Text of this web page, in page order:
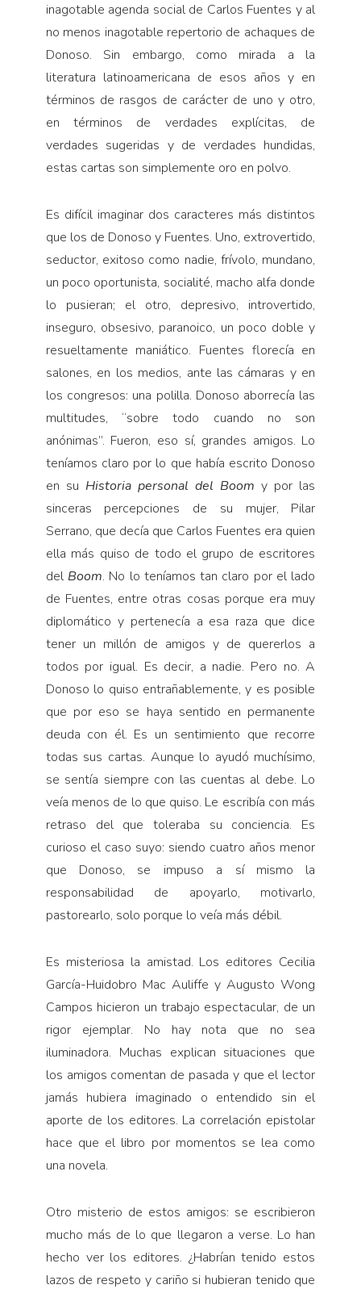
Vidas paralelas
Voces y lecturas
inagotable agenda social de Carlos Fuentes y al
no menos inagotable repertorio de achaques de
Donoso. Sin embargo, como mirada a la
literatura latinoamericana de esos años y en
términos de rasgos de carácter de uno y otro,
en términos de verdades explícitas, de
verdades sugeridas y de verdades hundidas,
estas cartas son simplemente oro en polvo.
Es difícil imaginar dos caracteres más distintos
que los de Donoso y Fuentes. Uno, extrovertido,
seductor, exitoso como nadie, frívolo, mundano,
un poco oportunista, socialité, macho alfa donde
lo pusieran; el otro, depresivo, introvertido,
inseguro, obsesivo, paranoico, un poco doble y
resueltamente maniático. Fuentes florecía en
salones, en los medios, ante las cámaras y en
los congresos: una polilla. Donoso aborrecía las
multitudes, “sobre todo cuando no son
anónimas”. Fueron, eso sí, grandes amigos. Lo
teníamos claro por lo que había escrito Donoso
en su Historia personal del Boomy por las
sinceras percepciones de su mujer, Pilar
Serrano, que decía que Carlos Fuentes era quien
ella más quiso de todo el grupo de escritores
del Boom. No lo teníamos tan claro por el lado
de Fuentes, entre otras cosas porque era muy
diplomático y pertenecía a esa raza que dice
tener un millón de amigos y de quererlos a
todos por igual. Es decir, a nadie. Pero no. A
Donoso lo quiso entrañablemente, y es posible
que por eso se haya sentido en permanente
deuda con él. Es un sentimiento que recorre
todas sus cartas. Aunque lo ayudó muchísimo,
se sentía siempre con las cuentas al debe. Lo
veía menos de lo que quiso. Le escribía con más
retraso del que toleraba su conciencia. Es
curioso el caso suyo: siendo cuatro años menor
que Donoso, se impuso a sí mismo la
responsabilidad de apoyarlo, motivarlo,
pastorearlo, solo porque lo veía más débil.
Es misteriosa la amistad. Los editores Cecilia
García-Huidobro Mac Auliffe y Augusto Wong
Campos hicieron un trabajo espectacular, de un
rigor ejemplar. No hay nota que no sea
iluminadora. Muchas explican situaciones que
los amigos comentan de pasada y que el lector
jamás hubiera imaginado o entendido sin el
aporte de los editores. La correlación epistolar
hace que el libro por momentos se lea como
una novela.
Otro misterio de estos amigos: se escribieron
mucho más de lo que llegaron a verse. Lo han
hecho ver los editores. ¿Habrían tenido estos
lazos de respeto y cariño si hubieran tenido que